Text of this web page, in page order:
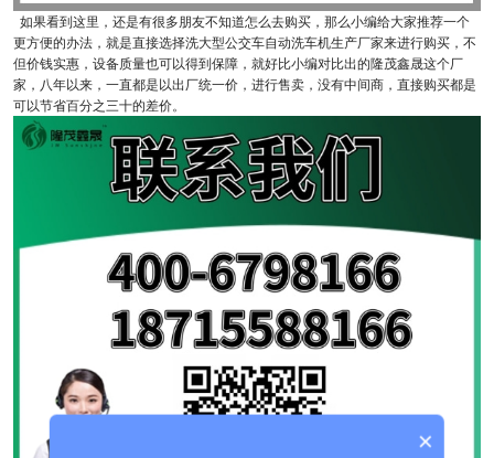
如果看到这里，还是有很多朋友不知道怎么去购买，那么小编给大家推荐一个
更方便的办法，就是直接选择洗大型公交车自动洗车机生产厂家来进行购买，不
但价钱实惠，设备质量也可以得到保障，就好比小编对比出的隆茂鑫晟这个厂
家，八年以来，一直都是以出厂统一价，进行售卖，没有中间商，直接购买都是
可以节省百分之三十的差价。
×